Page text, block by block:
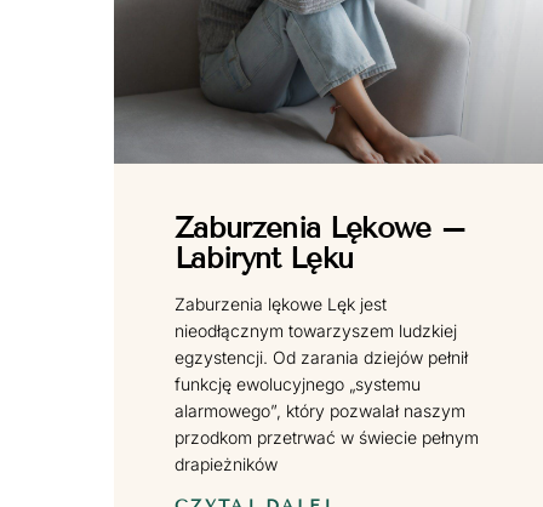
Zaburzenia Lękowe –
Labirynt Lęku
Zaburzenia lękowe Lęk jest
nieodłącznym towarzyszem ludzkiej
egzystencji. Od zarania dziejów pełnił
funkcję ewolucyjnego „systemu
alarmowego”, który pozwalał naszym
przodkom przetrwać w świecie pełnym
drapieżników